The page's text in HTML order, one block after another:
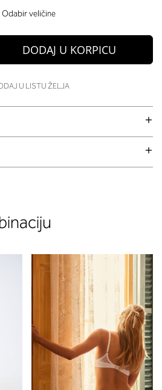
Odabir veličine
DODAJ U KORPICU
U LISTU ŽELJA